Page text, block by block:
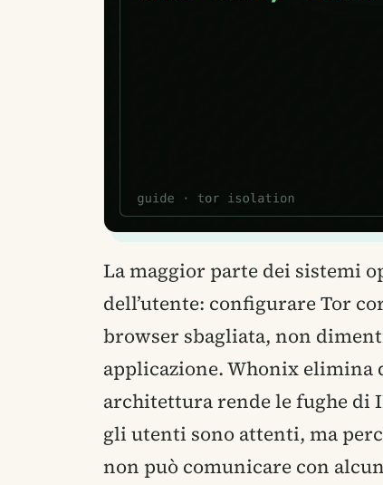
La maggior parte dei sistemi
dell’utente: configurare Tor
browser sbagliata, non
applicazione. Whonix elimina
architettura rende le fughe di
gli utenti sono attenti, ma
non può comunicare con